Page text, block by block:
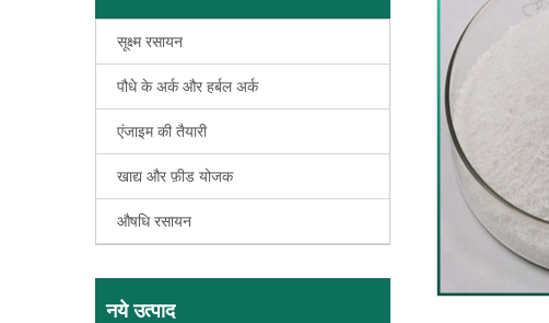
सूक्ष्म रसायन
पौधे के अर्क और हर्बल अर्क
एंजाइम की तैयारी
खाद्य और फ़ीड योजक
औषधि रसायन
नये उत्पाद